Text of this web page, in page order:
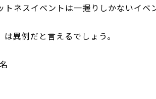
トネスイベントは一握りしかないイベ
異例だと言えるでしょう。